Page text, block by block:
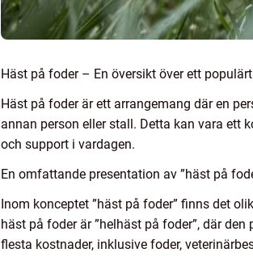
Häst på foder – En översikt över ett
Häst på foder är ett arrangemang där en
annan person eller stall. Detta kan vara
och support i vardagen.
En omfattande presentation av ”häst på
Inom konceptet ”häst på foder” finns det
häst på foder är ”helhäst på foder”, där
flesta kostnader, inklusive foder,